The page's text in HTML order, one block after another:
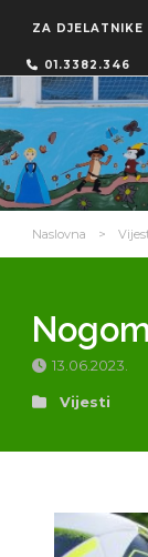
ZA DJELATNIKE
01.3382.346
Naslovna >
13.06.2023.
Vijesti